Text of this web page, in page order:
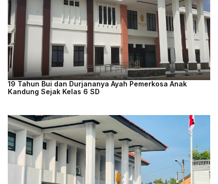
19 Tahun Bui dan Durjananya Ayah Pemerkosa Anak
Kandung Sejak Kelas 6 SD